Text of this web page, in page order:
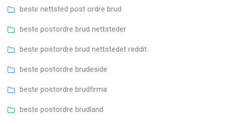
beste nettsted post ordre brud
beste postordre brud nettsteder
beste postordre brud nettstedet reddit
beste postordre brudeside
beste postordre brudfirma
beste postordre brudland